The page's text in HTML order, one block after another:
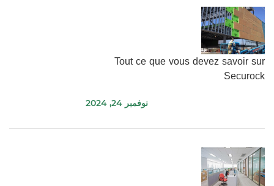
Tout ce que vous devez savoir sur
Securock
نوفمبر 24, 2024